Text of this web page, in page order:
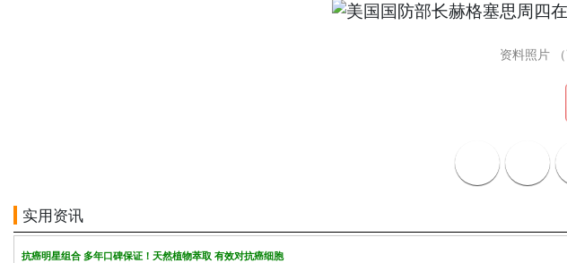
资料照片
实用资讯
抗癌明星组合 多年口碑保证！天然植物萃取 有效对抗癌细胞